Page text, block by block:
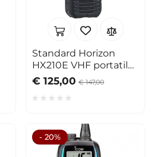
Standard Horizon
HX210E VHF portatile
6W
€ 125,00 € 147,00
- 20%